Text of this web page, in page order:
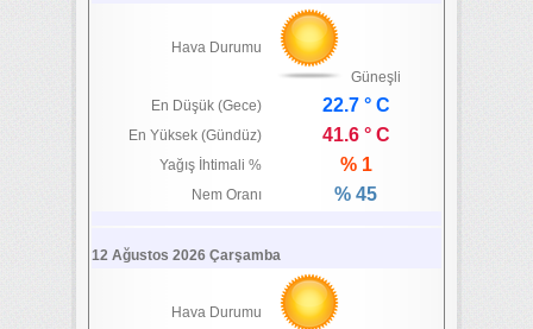
Hava Durumu
Güneşli
En Düşük (Gece)
22.7 ° C
En Yüksek (Gündüz) 41.6 ° C
Yağış İhtimali % % 1
Nem Oranı % 45
12 Ağustos 2026 Çarşamba
Hava Durumu